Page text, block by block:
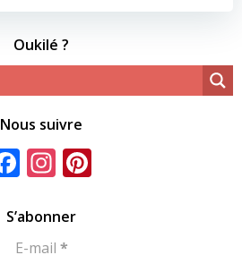
Oukilé ?
Nous suivre
Facebook
Instagram
S’abonner
E-mail *